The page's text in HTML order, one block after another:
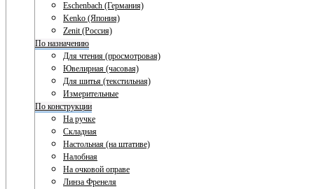
Eschenbach (Германия)
Kenko (Япония)
Zenit (Россия)
По назначению
Для чтения (просмотровая)
Ювелирная (часовая)
Для шитья (текстильная)
Измерительные
По конструкции
На ручке
Складная
Настольная (на штативе)
Налобная
На очковой оправе
Линза Френеля